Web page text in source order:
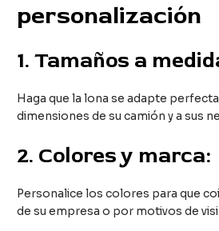
personalización
1.Tamaños a
Haga que la lona se adapte
dimensiones de su camión y a sus
2. Colores y marca:
Personalice los colores para que
de su empresa o por motivos de